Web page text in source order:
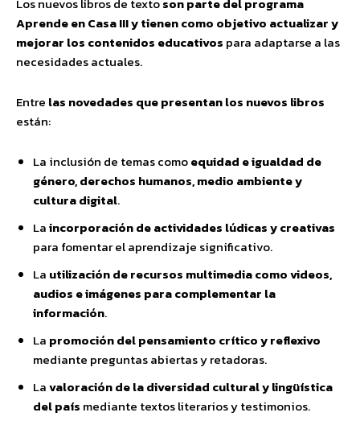
Aprende en Casa III y tienen como objetivo actualizar y
mejorar los contenidos educativos para adaptarse a las
necesidades actuales.
Entre las novedades que presentan los nuevos libros
están:
La inclusión de temas comoequidad e igualdad de
género, derechos humanos, medio ambiente y
cultura digital.
Laincorporación de actividades lúdicas y creativas
para fomentar el aprendizaje significativo.
La utilización de recursos multimedia como videos,
audios e imágenes para complementar la
información.
La promoción del pensamiento crítico y reflexivo
mediante preguntas abiertas y retadoras.
Lavaloración de la diversidad cultural y lingüística
del país mediante textos literarios y testimonios.